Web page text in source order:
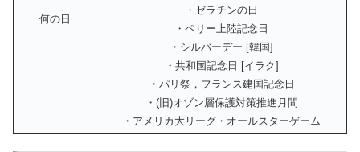
何の日
・ゼラチンの日
・ペリー上陸記念日
・シルバーデー [韓国]
・共和国記念日 [イラク]
・パリ祭，フランス建国記念日
・(旧)オゾン層保護対策推進月間
・アメリカ大リーグ・オールスターゲーム